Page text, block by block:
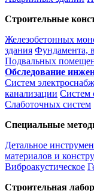
Строительные
Железобетонных
здания Фундамента,
Подвальных
Обследование
Систем
канализации Систем
Слаботочных систем
Специальные
Детальное
материалов и
Виброакустическое
Строительная